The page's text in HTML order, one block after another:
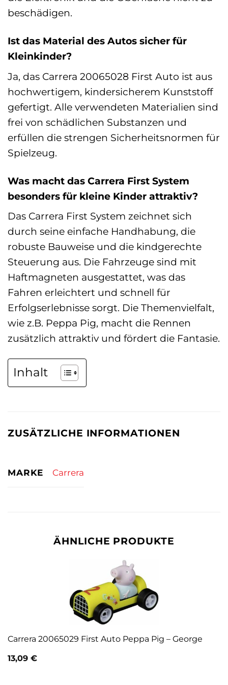
beschädigen.
Ist das Material des Autos sicher für
Kleinkinder?
Ja, das Carrera 20065028 First Auto ist aus
hochwertigem, kindersicherem Kunststoff
gefertigt. Alle verwendeten Materialien sind
frei von schädlichen Substanzen und
erfüllen die strengen Sicherheitsnormen für
Spielzeug.
Was macht das Carrera First System
besonders für kleine Kinder attraktiv?
Das Carrera First System zeichnet sich
durch seine einfache Handhabung, die
robuste Bauweise und die kindgerechte
Steuerung aus. Die Fahrzeuge sind mit
Haftmagneten ausgestattet, was das
Fahren erleichtert und schnell für
Erfolgserlebnisse sorgt. Die Themenvielfalt,
wie z.B. Peppa Pig, macht die Rennen
zusätzlich attraktiv und fördert die Fantasie.
Inhalt
ZUSÄTZLICHE INFORMATIONEN
MARKE Carrera
ÄHNLICHE PRODUKTE
Carrera 20065029 First Auto Peppa Pig – George
13,09 €